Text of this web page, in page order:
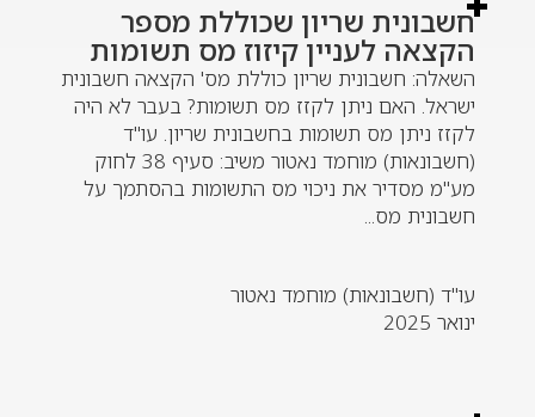
חשבונית שריון שכוללת מספר
הקצאה לעניין קיזוז מס תשומות
השאלה: חשבונית שריון כוללת מס' הקצאה חשבונית
ישראל. האם ניתן לקזז מס תשומות? בעבר לא היה
לקזז ניתן מס תשומות בחשבונית שריון. עו"ד
(חשבונאות) מוחמד נאטור משיב: סעיף 38 לחוק
מע"מ מסדיר את ניכוי מס התשומות בהסתמך על
חשבונית מס...
עו"ד (חשבונאות) מוחמד נאטור
ינואר 2025